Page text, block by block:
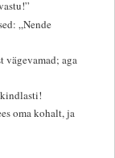
„Nende
vägevamad; aga
oma kohalt, ja